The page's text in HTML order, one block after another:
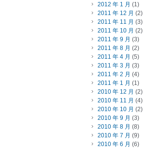
2012 年 1 月 (1)
2011 年 12 月 (2)
2011 年 11 月 (3)
2011 年 10 月 (2)
2011 年 9 月 (3)
2011 年 8 月 (2)
2011 年 4 月 (5)
2011 年 3 月 (3)
2011 年 2 月 (4)
2011 年 1 月 (1)
2010 年 12 月 (2)
2010 年 11 月 (4)
2010 年 10 月 (2)
2010 年 9 月 (3)
2010 年 8 月 (8)
2010 年 7 月 (9)
2010 年 6 月 (6)